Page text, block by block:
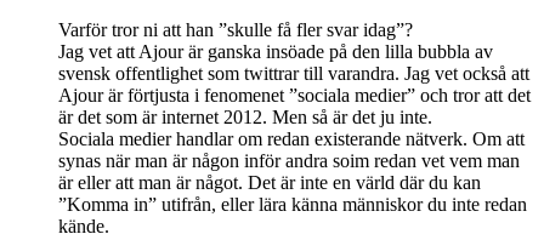
Varför tror ni att han ”skulle få fler svar idag”?
Jag vet att Ajour är ganska insöade på den lilla bubbla av
svensk offentlighet som twittrar till varandra. Jag vet också att
Ajour är förtjusta i fenomenet ”sociala medier” och tror att det
är det som är internet 2012. Men så är det ju inte.
Sociala medier handlar om redan existerande nätverk. Om att
synas när man är någon inför andra soim redan vet vem man
är eller att man är något. Det är inte en värld där du kan
”Komma in” utifrån, eller lära känna människor du inte redan
kände.